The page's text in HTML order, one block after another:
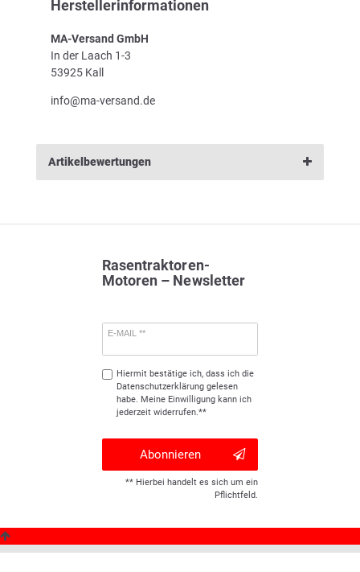
Herstellerinformationen
MA-Versand GmbH
In der Laach 1-3
53925 Kall
info@ma-versand.de
Artikelbewertungen
Rasentraktoren-
Motoren – Newsletter
E-MAIL **
Hiermit bestätige ich, dass ich die
Daten­schutz­erklärunggelesen
habe. Meine Einwilligung kann ich
jederzeit widerrufen.**
Abonnieren
** Hierbei handelt es sich um ein
Pflichtfeld.